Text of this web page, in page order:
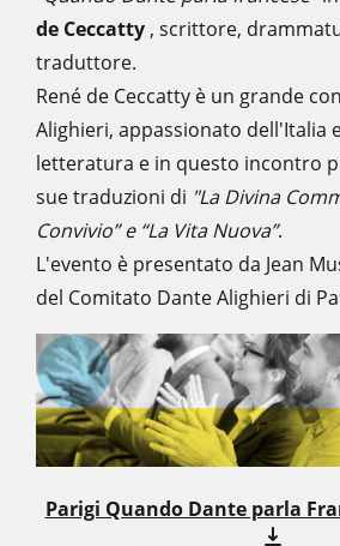
de Ceccatty , scrittore,
traduttore.
René de Ceccatty è un grande
Alighieri, appassionato dell'Italia
letteratura e in questo incontro
sue traduzioni di "La Divina
Convivio” e “La Vita Nuova”.
L'evento è presentato da Jean
del Comitato Dante Alighieri di
Parigi Quando Dante parla